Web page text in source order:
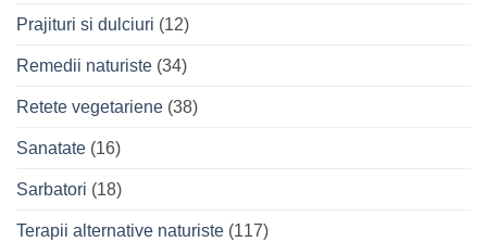
Prajituri si dulciuri (12)
Remedii naturiste (34)
Retete vegetariene (38)
Sanatate (16)
Sarbatori (18)
Terapii alternative naturiste (117)